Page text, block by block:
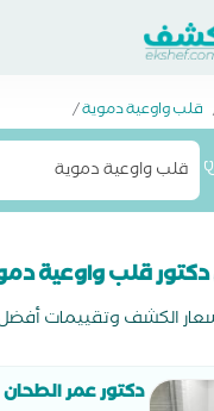
قلب واوعية دموية/
قلب واوعية دموية
قلب واوعية
أفضل 454 دكتور قلب واوعية دموية في القاهرة واحجز اونلاين مجانا وادفع في
دكتور عمر الطحان